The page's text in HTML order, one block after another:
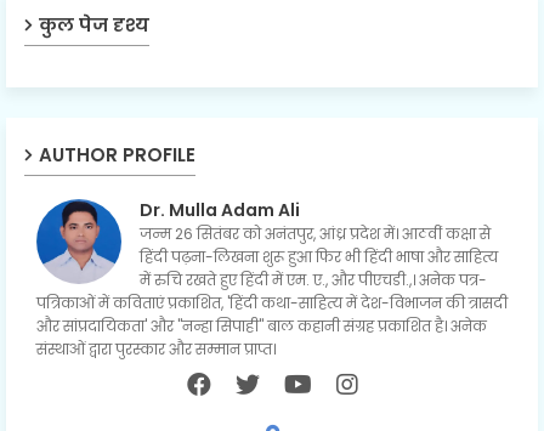
कुल पेज दृश्य
AUTHOR PROFILE
Dr. Mulla Adam Ali
जन्म 26 सितंबर को अनंतपुर, आंध्र प्रदेश में। आठवीं कक्षा से
हिंदी पढ़ना-लिखना शुरू हुआ फिर भी हिंदी भाषा और साहित्य
में रुचि रखते हुए हिंदी में एम. ए., और पीएचडी.,। अनेक पत्र-
पत्रिकाओं में कविताएं प्रकाशित, 'हिंदी कथा-साहित्य में देश-विभाजन की त्रासदी
और सांप्रदायिकता' और "नन्हा सिपाही" बाल कहानी संग्रह प्रकाशित है। अनेक
संस्थाओं द्वारा पुरस्कार और सम्मान प्राप्त।